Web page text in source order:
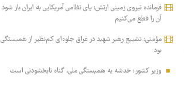
فرمانده نیروی زمینی ارتش: پای نظامی آمریکایی به ایران باز شود
آن را قطع می‌کنیم
مؤمنی: تشییع رهبر شهید در عراق جلوه‌ای کم‌نظیر از همبستگی
بود
وزیر کشور: خدشه به همبستگی ملی، گناه نابخشودنی است